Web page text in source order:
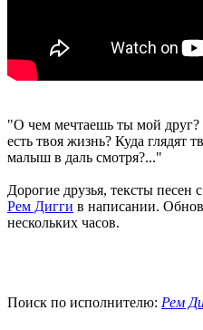
"О чем мечтаешь ты мой
есть твоя жизнь? Куда глядят
малыш в даль смотря?..."
Дорогие друзья, тексты
Рем Дигги в написании.
нескольких часов.
Поиск по исполнителю: Рем